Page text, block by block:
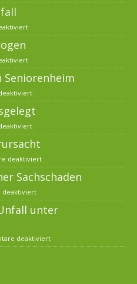
deaktiviert
Sachschaden
deaktiviert
unter
deaktiviert